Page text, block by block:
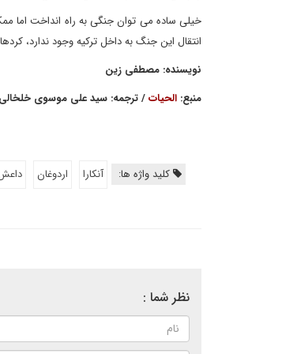
خیلی ساده می توان جنگی به راه انداخت اما
انتقال این جنگ به داخل ترکیه وجود ندارد،
نویسنده: مصطفی زین
منبع: الحیات/ ترجمه: سید علی موسوی خلخالی
کلید واژه ها: آنکارا اردوغان
نظر شما :